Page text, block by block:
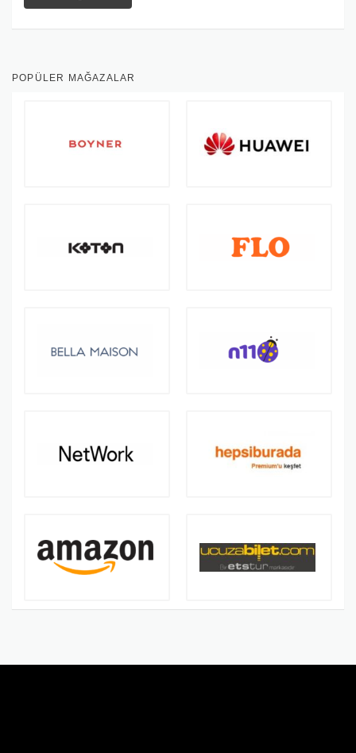
POPÜLER MAĞAZALAR